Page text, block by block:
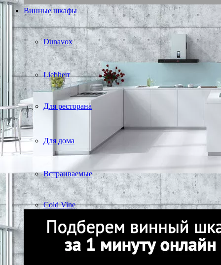
Винные шкафы
Dunavox
Liebherr
Для ресторана
Для дома
Встраиваемые
Cold Vine